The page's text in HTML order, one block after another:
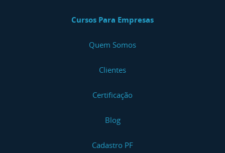
Cursos Para Empresas
Quem Somos
Clientes
Certificação
Blog
Cadastro PF